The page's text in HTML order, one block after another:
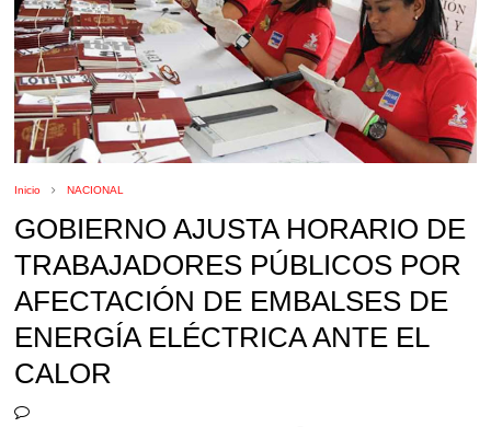
Inicio NACIONAL
GOBIERNO AJUSTA HORARIO DE
TRABAJADORES PÚBLICOS POR
AFECTACIÓN DE EMBALSES DE
ENERGÍA ELÉCTRICA ANTE EL
CALOR